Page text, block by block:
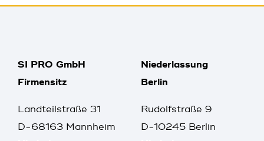
SI PRO GmbH
Firmensitz
Landteilstraße 31
D-68163 Mannheim
Niederlassung
Berlin
Rudolfstraße 9
D-10245 Berlin